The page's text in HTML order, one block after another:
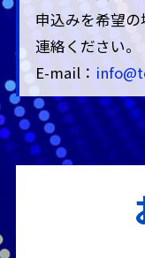
申込みを希望
連絡ください。
E-mail：